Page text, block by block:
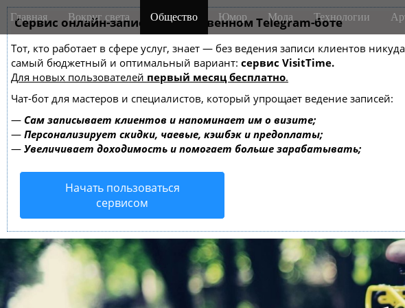
Сервис онлайн-записи на собственном Telegram-боте
Тот, кто работает в сфере услуг, знает — без ведения записи клиентов
самый бюджетный и оптимальный вариант: сервис VisitTime.
Для новых пользователей первый месяц бесплатно.
Чат-бот для мастеров и специалистов, который упрощает ведение записей:
— Сам записывает клиентов и напоминает им о визите;
— Персонализирует скидки, чаевые, кэшбэк и предоплаты;
— Увеличивает доходимость и помогает больше зарабатывать;
Начать пользоваться
сервисом
M
a
n
m
e
n
u
i
Главная Вокруг света Общество Юмор Мода Технологии